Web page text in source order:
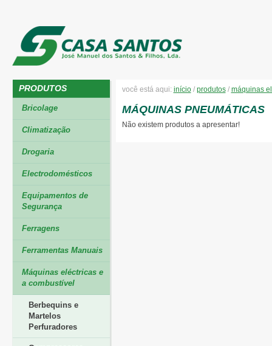
PRODUTOS
Bricolage
Climatização
Drogaria
Electrodomésticos
Equipamentos de
Segurança
Ferragens
Ferramentas Manuais
Máquinas eléctricas e
a combustível
Berbequins e
Martelos
Perfuradores
você está aqui: início/ produtos/ máquinas
MÁQUINAS PNEUMÁTICAS
Não existem produtos a apresentar!